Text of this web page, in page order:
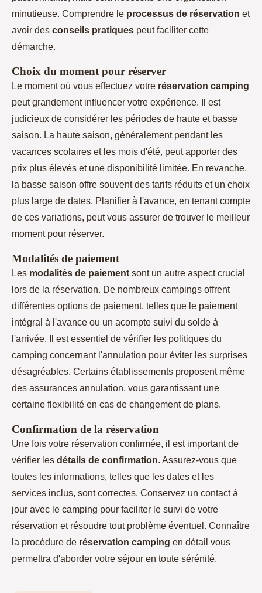
minutieuse. Comprendre le processus de réservation et
avoir des conseils pratiques peut faciliter cette
démarche.
Choix du moment pour réserver
Le moment où vous effectuez votre réservation camping
peut grandement influencer votre expérience. Il est
judicieux de considérer les périodes de haute et basse
saison. La haute saison, généralement pendant les
vacances scolaires et les mois d'été, peut apporter des
prix plus élevés et une disponibilité limitée. En revanche,
la basse saison offre souvent des tarifs réduits et un choix
plus large de dates. Planifier à l'avance, en tenant compte
de ces variations, peut vous assurer de trouver le meilleur
moment pour réserver.
Modalités de paiement
Les modalités de paiement sont un autre aspect crucial
lors de la réservation. De nombreux campings offrent
différentes options de paiement, telles que le paiement
intégral à l'avance ou un acompte suivi du solde à
l'arrivée. Il est essentiel de vérifier les politiques du
camping concernant l'annulation pour éviter les surprises
désagréables. Certains établissements proposent même
des assurances annulation, vous garantissant une
certaine flexibilité en cas de changement de plans.
Confirmation de la réservation
Une fois votre réservation confirmée, il est important de
vérifier les détails de confirmation. Assurez-vous que
toutes les informations, telles que les dates et les
services inclus, sont correctes. Conservez un contact à
jour avec le camping pour faciliter le suivi de votre
réservation et résoudre tout problème éventuel. Connaître
la procédure de réservation camping en détail vous
permettra d'aborder votre séjour en toute sérénité.